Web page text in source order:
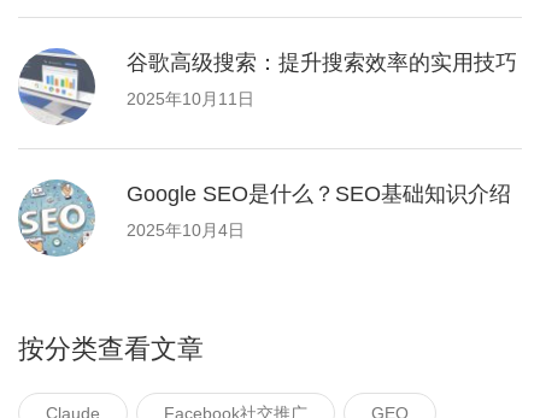
谷歌高级搜索：提升搜索效率的实用技巧
2025年10月11日
Google SEO是什么？SEO基础知识介绍
2025年10月4日
按分类查看文章
Claude Facebook社交推广 GEO